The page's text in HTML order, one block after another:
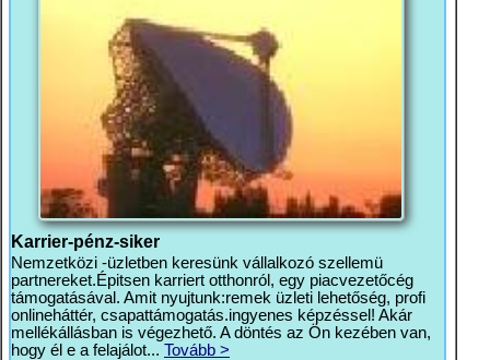
Karrier-pénz-siker
Nemzetközi -üzletben keresünk vállalkozó szellemü
partnereket.Épitsen karriert otthonról, egy piacvezetőcég
támogatásával. Amit nyujtunk:remek üzleti lehetőség, profi
onlineháttér, csapattámogatás.ingyenes képzéssel! Akár
mellékállásban is végezhető. A döntés az Ön kezében van,
hogy él e a felajálot... Tovább >